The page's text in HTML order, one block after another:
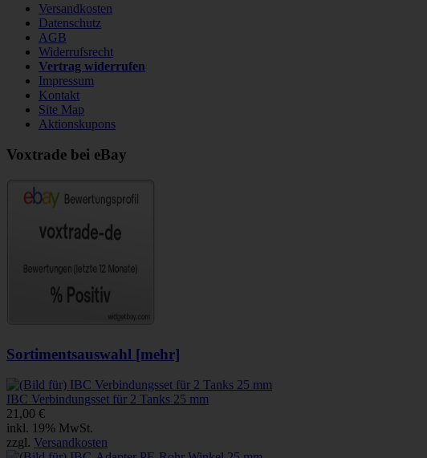
Versandkosten
Datenschutz
AGB
Widerrufsrecht
Vertrag widerrufen
Impressum
Kontakt
Site Map
Aktionskupons
Voxtrade bei eBay
Sortimentsauswahl [mehr]
IBC Verbindungsset für 2 Tanks 25 mm
21,00 €
inkl. 19% MwSt.
zzgl. Versandkosten